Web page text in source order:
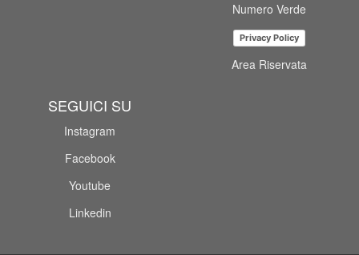
Numero Verde
Privacy Policy
Area Riservata
SEGUICI SU
Instagram
Facebook
Youtube
Linkedin